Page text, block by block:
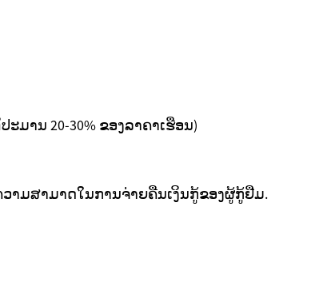
ມານ 20-30% ຂອງລາຄາເຮືອນ)
າມສາມາດໃນການຈ່າຍຄືນເງິນກູ້ຂອງຜູ້ກູ້ຢືມ.